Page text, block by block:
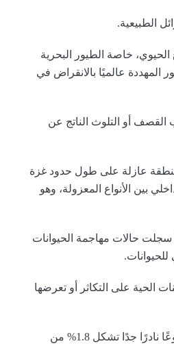
الطبيعية.
خاصة الطيور البحرية
في الماضي سجلنا نحو 12 نوعًا من الطيور المهددة عالميًا بالانقراض في
أو التلوث الناتج عن
عازلة على طول حدود غزة
بين الأنواع المعزولة، وهو
سجلت حالات مهاجمة الحيوانات
الحية على التكاثر أو تعرضها
كما تضم البيئة الطبيعية في غزة حوالي 155 نوعًا من النباتات النادرة، منها 22 نوعًا نادرًا جدًا تشكل 1.8% من